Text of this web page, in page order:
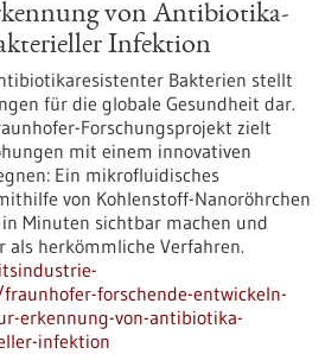
von Antibiotika-
Infektion
Bakterien stellt
für die globale Gesundheit dar.
Forschungsprojekt zielt
mit einem innovativen
Ein mikrofluidisches
von Kohlenstoff-Nanoröhrchen
Minuten sichtbar machen und
herkömmliche Verfahren.
forschende-entwickeln-
erkennung-von-antibiotika-
infektion